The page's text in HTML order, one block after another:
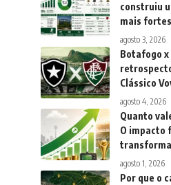
construiu
mais fortes
agosto 3, 2026
Botafogo
Clássico
agosto 4, 2026
Quanto
O impacto
agosto 1, 2026
Por que o